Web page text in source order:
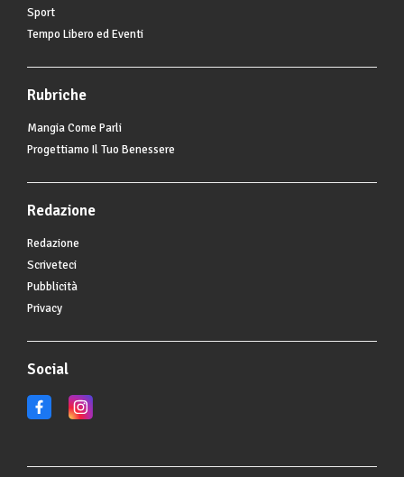
Sport
Tempo Libero ed Eventi
Rubriche
Mangia Come Parli
Progettiamo Il Tuo Benessere
Redazione
Redazione
Scriveteci
Pubblicità
Privacy
Social